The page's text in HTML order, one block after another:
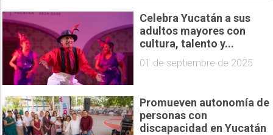
Celebra Yucatán a sus
adultos mayores con
cultura, talento y...
01 de septiembre de 2025
Promueven autonomía de
personas con
discapacidad en Yucatán